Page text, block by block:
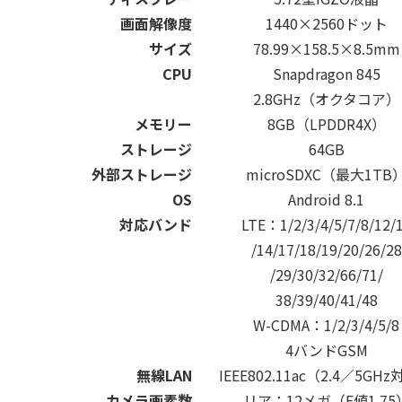
画面解像度
1440×2560ドット
サイズ
78.99×158.5×8.5mm
CPU
Snapdragon 845
2.8GHz（オクタコア）
メモリー
8GB（LPDDR4X）
ストレージ
64GB
外部ストレージ
microSDXC（最大1TB）
OS
Android 8.1
対応バンド
LTE：1/2/3/4/5/7/8/12/
/14/17/18/19/20/26/28
/29/30/32/66/71/
38/39/40/41/48
W-CDMA：1/2/3/4/5/8
4バンドGSM
無線LAN
IEEE802.11ac（2.4／5GHz対